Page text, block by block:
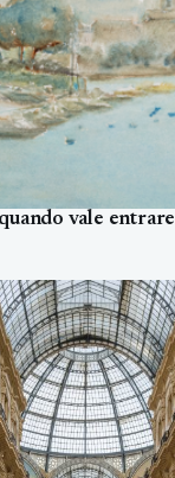
vale entrare